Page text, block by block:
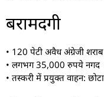
बरामदगी
• 120 पेटी अवैध अंग्रेजी
• लगभग 35,000 रुपये नगद
• तस्करी में प्रयुक्त वाहन: